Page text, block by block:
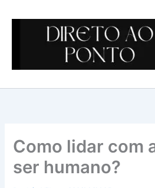
para
Como lidar com
ser humano?